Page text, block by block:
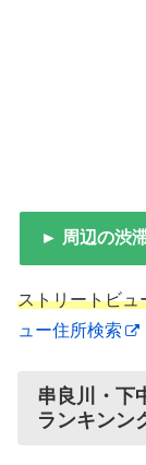
► 周辺の渋
ストリートビュ
ュー住所検索
串良川・下
ランキンン